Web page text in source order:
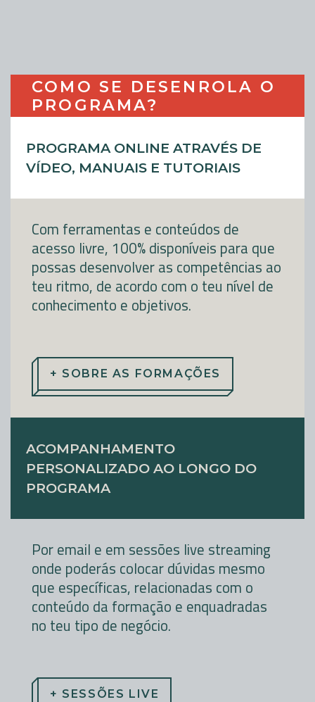
COMO SE DESENROLA O
PROGRAMA?
PROGRAMA ONLINE ATRAVÉS DE
VÍDEO, MANUAIS E TUTORIAIS
Com ferramentas e conteúdos de
acesso livre, 100% disponíveis para que
possas desenvolver as competências ao
teu ritmo, de acordo com o teu nível de
conhecimento e objetivos.
+ SOBRE AS FORMAÇÕES
ACOMPANHAMENTO
PERSONALIZADO AO LONGO DO
PROGRAMA
Por email e em sessões live streaming
onde poderás colocar dúvidas mesmo
que específicas, relacionadas com o
conteúdo da formação e enquadradas
no teu tipo de negócio.
+ SESSÕES LIVE